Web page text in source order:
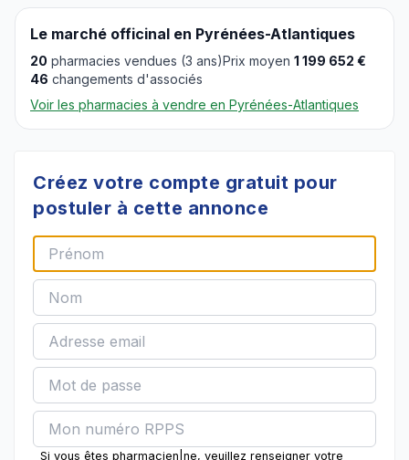
Le marché officinal en Pyrénées-Atlantiques
20 pharmacies vendues (3 ans)Prix moyen 1 199 652 €
46 changements d'associés
Voir les pharmacies à vendre en Pyrénées-Atlantiques
Créez votre compte gratuit pour
postuler à cette annonce
Si vous êtes pharmacien|ne, veuillez renseigner votre